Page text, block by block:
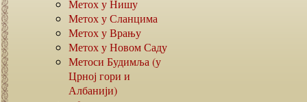
Метох у Нишу
Метох у Сланцима
Метох у Врању
Метох у Новом Саду
Метоси Будимља (у
Црној гори и
Албанији)